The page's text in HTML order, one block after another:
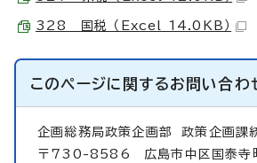
328 国税 （Excel 14.0KB）
このページに関するお問い合わ
企画総務局政策企画部政策企画課
〒730-8586 広島市中区国泰寺